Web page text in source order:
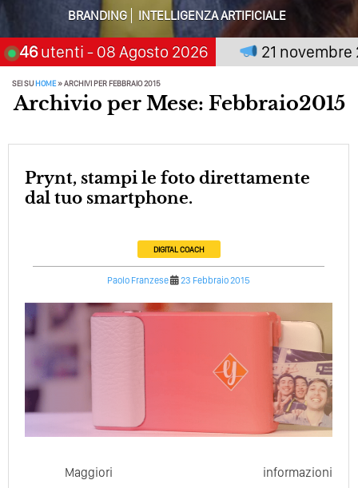
Perché Non Guadagni Sui Social Media? Probabilmente
Tutto Peggiorerà
Quali Sono Gli Errori Della Comunicazione Politica? Il
Caso Delle Braccia Incrociate
L’Accademia Del Wedding
BRANDING
INTELLIGENZA ARTIFICIALE
46utenti - 08 Agosto 2026
chi aspetta, scegli: 21 novembre 2026
SEI SUHOME»ARCHIVI PER FEBBRAIO 2015
Archivio per Mese: Febbraio2015
Prynt, stampi le foto direttamente
dal tuo smartphone.
DIGITAL COACH
Paolo Franzese 23 Febbraio 2015
Maggiori informazioni